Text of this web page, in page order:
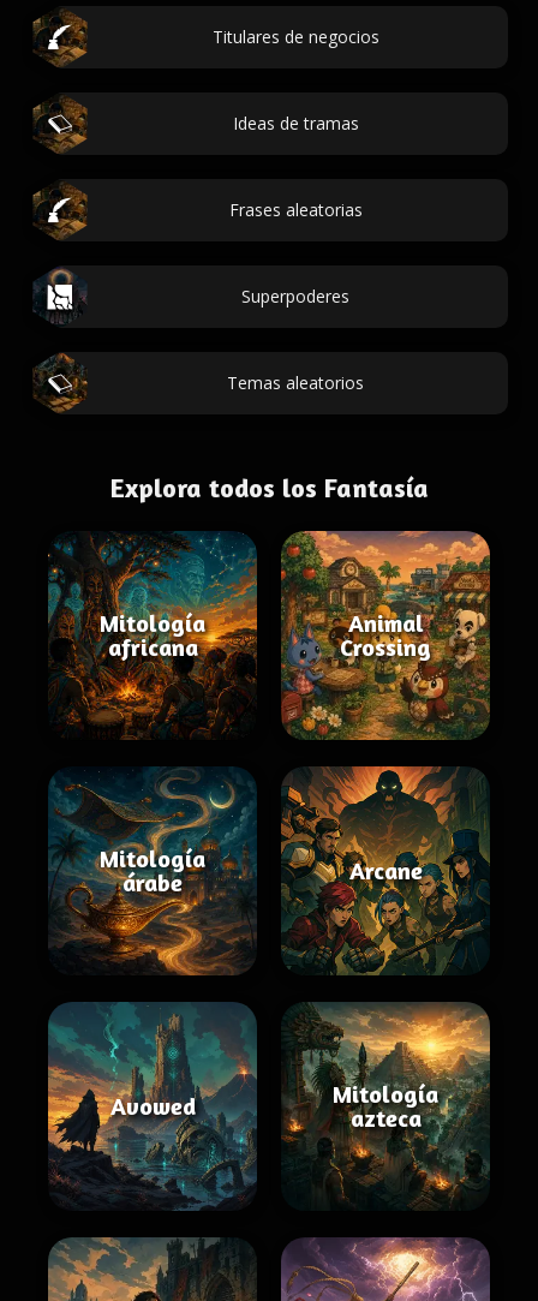
Titulares de negocios
Ideas de tramas
Frases aleatorias
Superpoderes
Temas aleatorios
Explora todos los Fantasía
Mitología
africana
Animal
Crossing
Mitología
árabe
Arcane
Avowed
Mitología
azteca